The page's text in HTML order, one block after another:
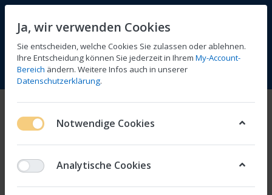
Menü Anmelden Vergleichen Wunschliste
Ja, wir verwenden Cookies
Sie entscheiden, welche Cookies Sie zulassen oder ablehnen.
Ihre Entscheidung können Sie jederzeit in Ihrem My-Account-
Bereich ändern. Weitere Infos auch in unserer
Datenschutzerklärung.
Notwendige Cookies
Analytische Cookies